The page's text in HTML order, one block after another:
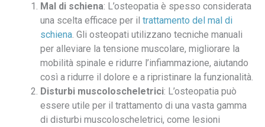
Mal di schiena: L’osteopatia è spesso considerata
una scelta efficace per il trattamento del mal di
schiena. Gli osteopati utilizzano tecniche manuali
per alleviare la tensione muscolare, migliorare la
mobilità spinale e ridurre l’infiammazione, aiutando
così a ridurre il dolore e a ripristinare la funzionalità.
Disturbi muscoloscheletrici: L’osteopatia può
essere utile per il trattamento di una vasta gamma
di disturbi muscoloscheletrici, come lesioni
Ciao, Sono l’assistente virtuale del dott. Alessandro la Torre.
Ti aiuto a navigare il sito e rispondo alle tue domande su
trattamenti e prenotazioni.